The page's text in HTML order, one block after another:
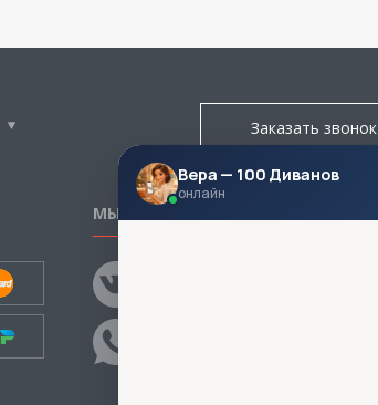
Заказать звонок
МЫ В СОЦСЕТЯХ
Вера — 100 Диванов
онлайн